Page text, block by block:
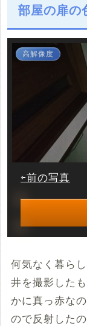
部屋の扉の
高解像度
⇦前の写真
何気なく暮ら
井を撮影した
かに真っ赤な
ので反射した